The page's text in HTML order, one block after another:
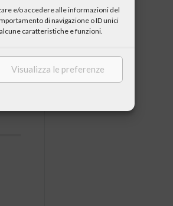
e/o accedere alle informazioni del
di navigazione o ID unici
caratteristiche e funzioni.
Visualizza le preferenze
Marcelo